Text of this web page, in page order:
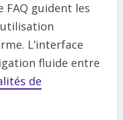
FAQ guident les
L’interface
fluide entre
de